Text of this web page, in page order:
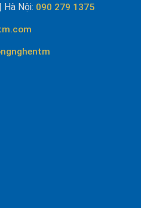
| Hà Nội: 090 279 1375